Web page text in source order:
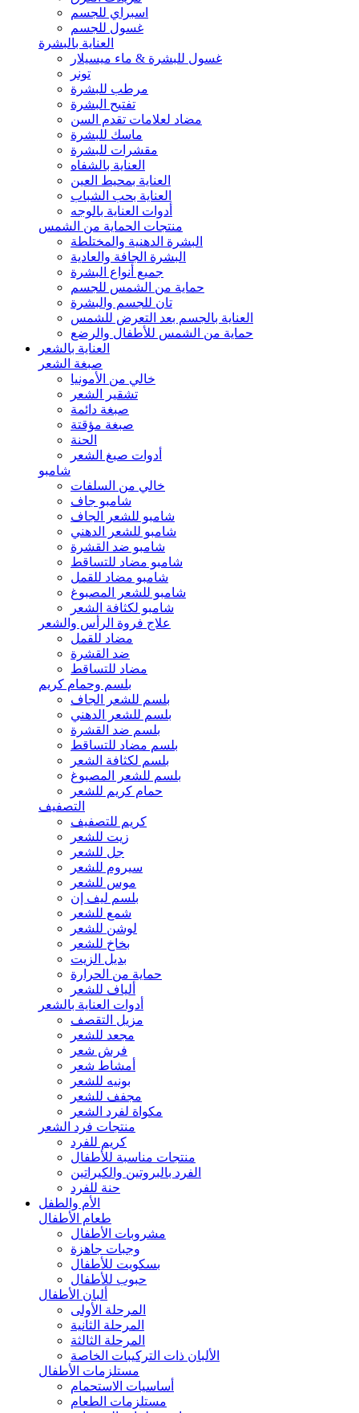
اسبراي للجسم
غسول للجسم
العناية بالبشرة
غسول للبشرة & ماء ميسيلار
تونر
مرطب للبشرة
تفتيح البشرة
مضاد لعلامات تقدم السن
ماسك للبشرة
مقشرات للبشرة
العناية بالشفاه
العناية بمحيط العين
العناية بحب الشباب
أدوات العناية بالوجه
منتجات الحماية من الشمس
البشرة الدهنية والمختلطة
البشرة الجافة والعادية
جميع أنواع البشرة
حماية من الشمس للجسم
تان للجسم والبشرة
العناية بالجسم بعد التعرض للشمس
حماية من الشمس للأطفال والرضع
العناية بالشعر
صبغة الشعر
خالي من الأمونيا
تشقير الشعر
صبغة دائمة
صبغة مؤقتة
الحنة
أدوات صبغ الشعر
شامبو
خالي من السلفات
شامبو جاف
شامبو للشعر الجاف
شامبو للشعر الدهني
شامبو ضد القشرة
شامبو مضاد للتساقط
شامبو مضاد للقمل
شامبو للشعر المصبوغ
شامبو لكثافة الشعر
علاج فروة الرأس والشعر
مضاد للقمل
ضد القشرة
مضاد للتساقط
بلسم وحمام كريم
بلسم للشعر الجاف
بلسم للشعر الدهني
بلسم ضد القشرة
بلسم مضاد للتساقط
بلسم لكثافة الشعر
بلسم للشعر المصبوغ
حمام كريم للشعر
التصفيف
كريم للتصفيف
زيت للشعر
جل للشعر
سيروم للشعر
موس للشعر
بلسم ليف إن
شمع للشعر
لوشن للشعر
بخاخ للشعر
بديل الزيت
حماية من الحرارة
ألياف للشعر
أدوات العناية بالشعر
مزيل التقصف
مجعد للشعر
فرش شعر
أمشاط شعر
بونيه للشعر
مجفف للشعر
مكواة لفرد الشعر
منتجات فرد الشعر
كريم للفرد
منتجات مناسبة للأطفال
الفرد بالبروتين والكيراتين
حنة للفرد
الأم والطفل
طعام الأطفال
مشروبات الأطفال
وجبات جاهزة
بسكويت للأطفال
حبوب للأطفال
ألبان الأطفال
المرحلة الأولى
المرحلة الثانية
المرحلة الثالثة
الألبان ذات التركيبات الخاصة
مستلزمات الأطفال
أساسيات الاستحمام
مستلزمات الطعام